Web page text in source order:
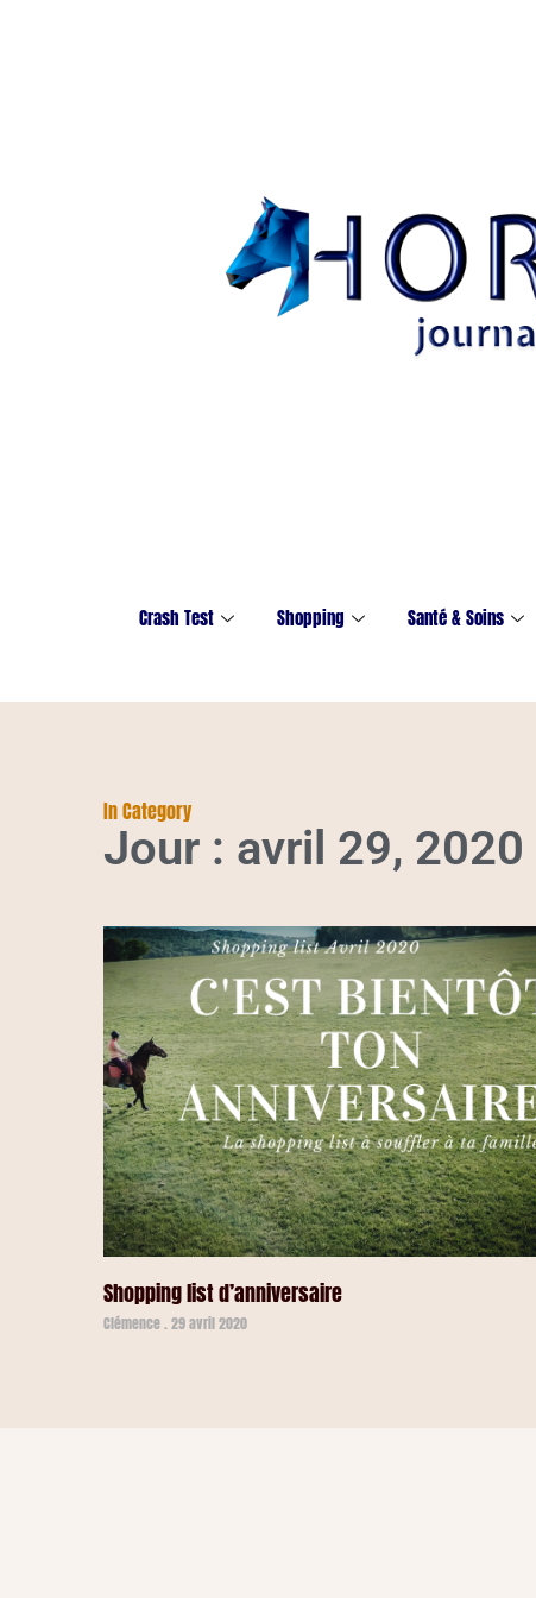
Crash Test Shopping Santé & Soins
In Category
Jour : avril 29, 2020
Shopping list d’anniversaire
Clémence 29 avril 2020